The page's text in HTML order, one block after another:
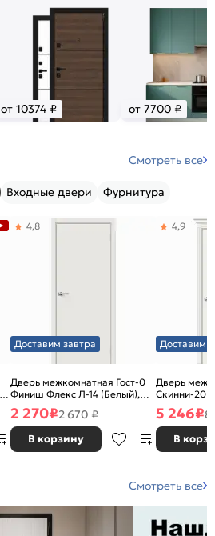
от 10374 ₽ от 7700 ₽
Смотреть все
Входные двери Фурнитура
Доставим завтра
Дверь межкомнатная Гост-0
Финиш Флекс Л-14 (Белый),
глухая, каркасно-щитовая
4,8
2 270₽2 670 ₽
В корзину
Доставим
Дверь
Скинни-20
декора,
без кромки,
4,9
5 246₽8
В
Смотреть все